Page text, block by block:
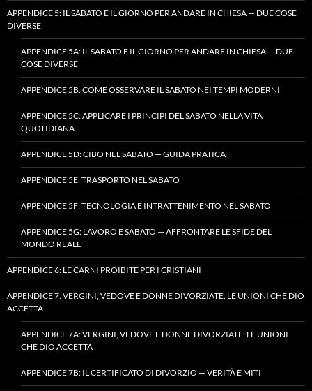
APPENDICE 5: IL SABATO E IL GIORNO PER ANDARE IN CHIESA — DUE COSE
DIVERSE
APPENDICE 5A: IL SABATO E IL GIORNO PER ANDARE IN CHIESA — DUE
COSE DIVERSE
APPENDICE 5B: COME OSSERVARE IL SABATO NEI TEMPI MODERNI
APPENDICE 5C: APPLICARE I PRINCIPI DEL SABATO NELLA VITA
QUOTIDIANA
APPENDICE 5D: CIBO NEL SABATO — GUIDA PRATICA
APPENDICE 5E: TRASPORTO NEL SABATO
APPENDICE 5F: TECNOLOGIA E INTRATTENIMENTO NEL SABATO
APPENDICE 5G: LAVORO E SABATO — AFFRONTARE LE SFIDE DEL
MONDO REALE
APPENDICE 6: LE CARNI PROIBITE PER I CRISTIANI
APPENDICE 7: VERGINI, VEDOVE E DONNE DIVORZIATE: LE UNIONI CHE DIO
ACCETTA
APPENDICE 7A: VERGINI, VEDOVE E DONNE DIVORZIATE: LE UNIONI
CHE DIO ACCETTA
APPENDICE 7B: IL CERTIFICATO DI DIVORZIO — VERITÀ E MITI